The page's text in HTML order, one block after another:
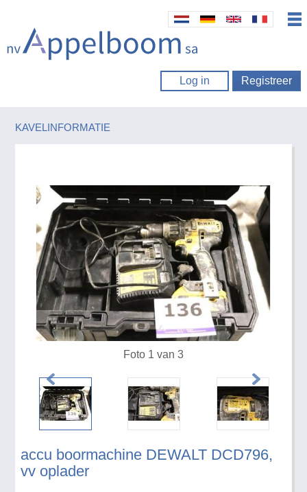
Log in Registreer
KAVELINFORMATIE
accu boormachine DEWALT DCD796,
vv oplader
Foto 1 van 3